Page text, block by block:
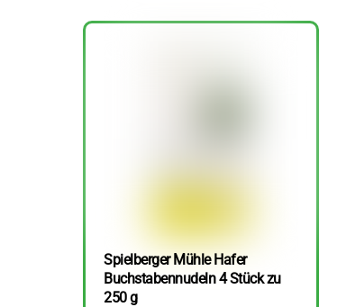
Spielberger Mühle Hafer
Buchstabennudeln 4 Stück zu
250 g